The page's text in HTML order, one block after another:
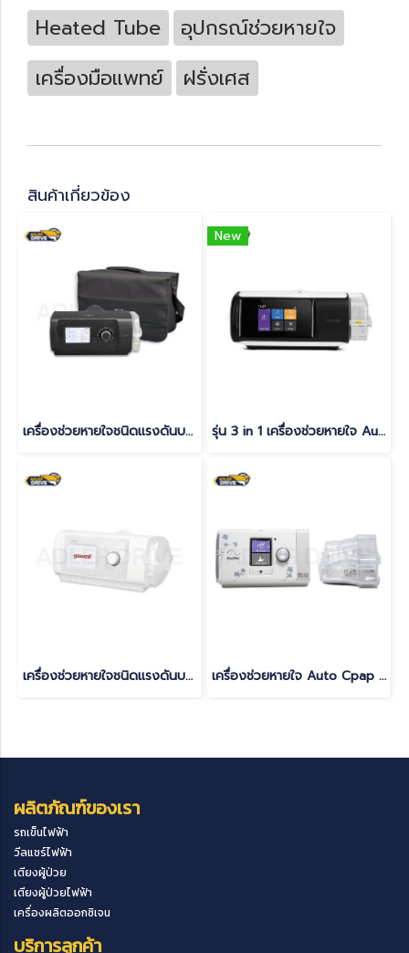
Heated Tube
อุปกรณ์ช่วยหายใจ
เครื่องมือแพทย์
ฝรั่งเศส
สินค้าเกี่ยวข้อง
เครื่องช่วยหายใจชนิดแรงดันบวกต่อเนื่อง แบบปรับแรงดันอัตโนมัติ (Auto CPAP) Yuwell รุ่น YH-480
New
รุ่น 3 in 1 เครื่องช่วยหายใจ Auto Cpap Yuwell YH-680 ระบบหน้าจอสัมผัส พร้อม Heated Tube + Wifi/BT + SPO2 รับประกันศูนย์ไทย 3 ปี
เครื่องช่วยหายใจชนิดแรงดันบวกต่อเนื่อง แบบปรับแรงดันอัตโนมัติ (Auto CPAP) Yuwell รุ่น YH-450 Option Heated Tube ท่อคงความร้อน รับประกันศูนย์ไทย 3 ปี เครื่องช่วยหายใจ Auto Cpap ยี่ห้อ Resmed รุ่น Airsense 10 Autoset for her ลดการนอนกรน หยุดหายใจขณะหลับ รับประกันศูนย์ไทย 3 ปี
ผลิตภัณฑ์ของเรา
รถเข็นไฟฟ้า
วีลแชร์ไฟฟ้า
เตียงผู้ป่วย
เตียงผู้ป่วยไฟฟ้า
เครื่องผลิตออกซิเจน
บริการลูกค้า